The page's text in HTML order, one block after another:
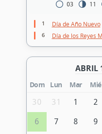
03 11
1 Día de Año Nuevo
6 Día de los Reyes
ABRIL
Dom Lun Mar Mié
30
31 1 2
6 7 8 9